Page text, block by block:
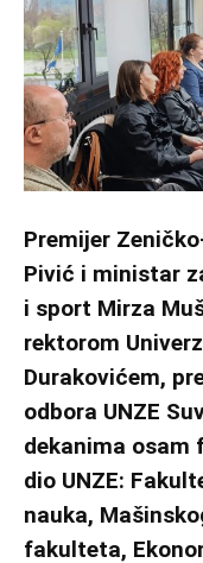
Premijer
Pivić i ministar
i sport Mirza
rektorom
Durakovićem,
odbora UNZE
dekanima
dio UNZE:
nauka,
fakulteta,